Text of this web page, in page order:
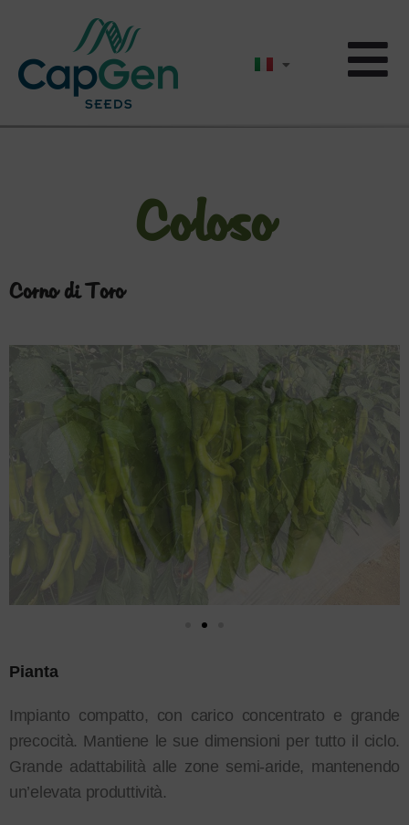
Coloso
Corno di Toro
Pianta
Impianto compatto, con carico concentrato e grande
precocità. Mantiene le sue dimensioni per tutto il ciclo.
Grande adattabilità alle zone semi-aride, mantenendo
un’elevata produttività.